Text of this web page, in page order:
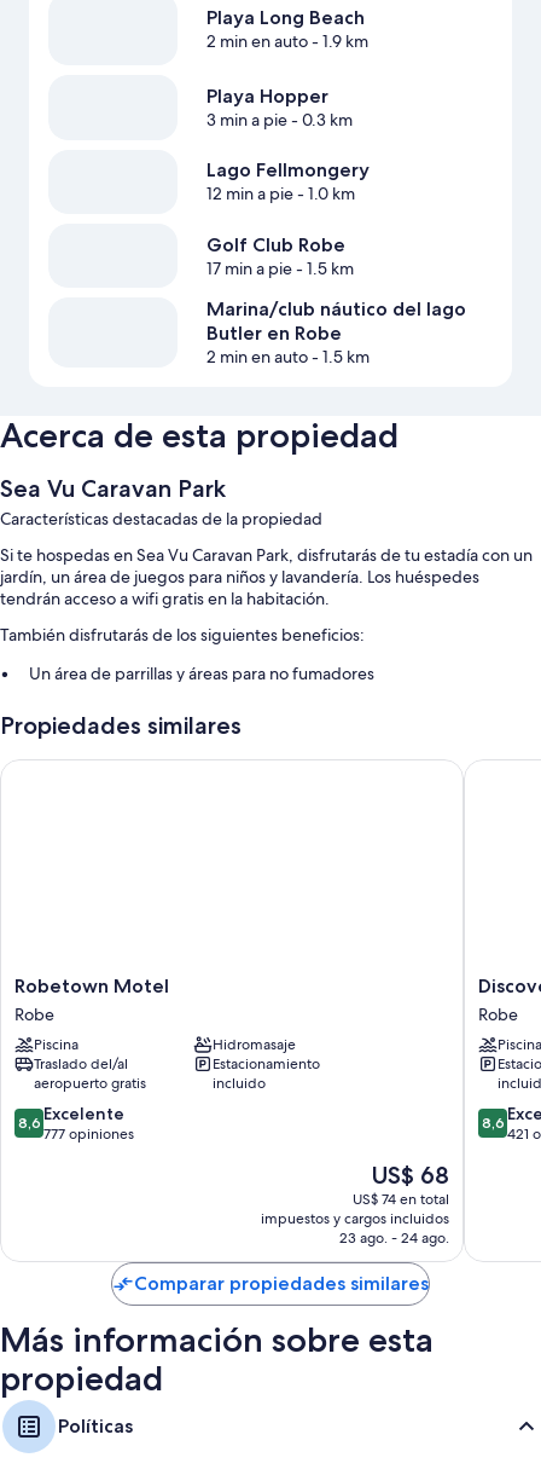
Playa Long Beach
2 min en auto- 1.9 km
Playa Hopper
3 min a pie- 0.3 km
Lago Fellmongery
12 min a pie- 1.0 km
Golf Club Robe
17 min a pie- 1.5 km
Marina/club náutico del lago
Butler en Robe
2 min en auto- 1.5 km
Acerca de esta propiedad
Sea Vu Caravan Park
Características destacadas de la propiedad
Si te hospedas en Sea Vu Caravan Park, disfrutarás de tu estadía con un
jardín, un área de juegos para niños y lavandería. Los huéspedes
tendrán acceso a wifi gratis en la habitación.
También disfrutarás de los siguientes beneficios:
Un área de parrillas y áreas para no fumadores
de las instalaciones
Características de las habitaciones
Duchas, secadores de pelo y shampoo
Armarios o vestidores, kitchenettes y refrigeradores/freezers
Propiedades similares
Robetown
Motel
Robe
Robetown Motel
Robe
Piscina
Hidromasaje
Traslado del/al
aeropuerto gratis
Estacionamiento
incluido
8.6
de
8,6 Excelente
777 opiniones
El
precio
actual
es
de
US$ 68
US$ 68
US$ 74 en total
impuestos y cargos incluidos
23 ago. - 24 ago.
Robetown Motel
Parks
-
Robe
Robe
Robe
Piscina
8.6
de
8,6
421
Comparar propiedades similares
Más información sobre esta
propiedad
Políticas